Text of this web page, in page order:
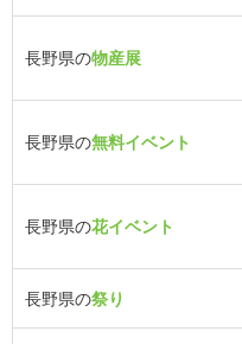
長野県の物産展
長野県の無料イベント
長野県の花イベント
長野県の祭り